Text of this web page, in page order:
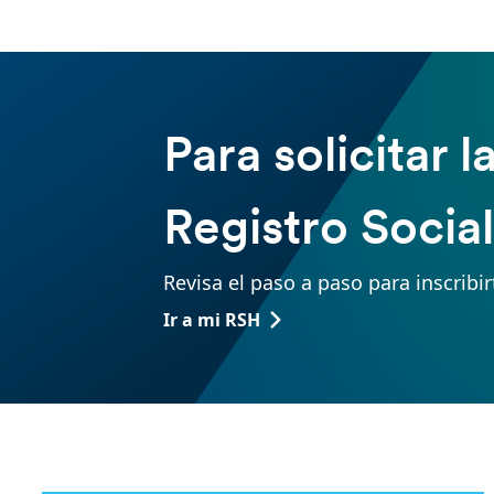
Para solicitar
Registro
Revisa el paso a paso para
Ir a mi RSH